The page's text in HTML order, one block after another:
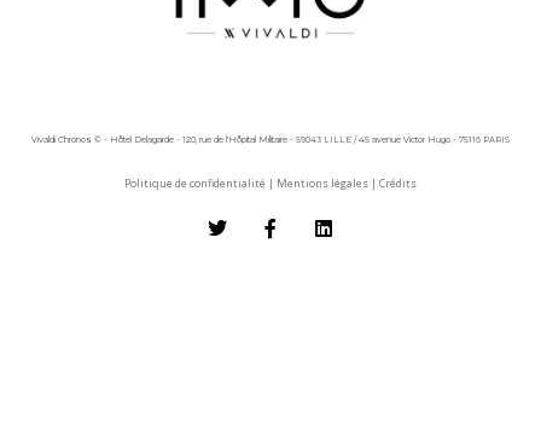
Vivaldi Chronos © - Hôtel Delagarde - 120, rue de l'Hôpital Militaire - 59043 LILLE / 45 avenue Victor Hugo - 75116 PARIS
Politique de confidentialité | Mentions légales | Crédits